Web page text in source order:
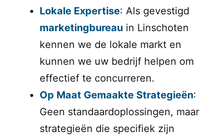
Lokale Expertise: Als gevestigd
marketingbureau in Linschoten
kennen we de lokale markt en
kunnen we uw bedrijf helpen om
effectief te concurreren.
Op Maat Gemaakte Strategieën:
Geen standaardoplossingen, maar
strategieën die specifiek zijn